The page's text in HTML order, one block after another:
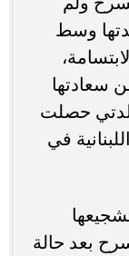
وسط
سعادتها
حصلت
في
بعد حالة